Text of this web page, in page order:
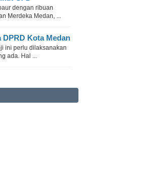
dengan ribuan
Merdeka Medan, ...
Kota Medan
ini perlu dilaksanakan
ada. Hal ...